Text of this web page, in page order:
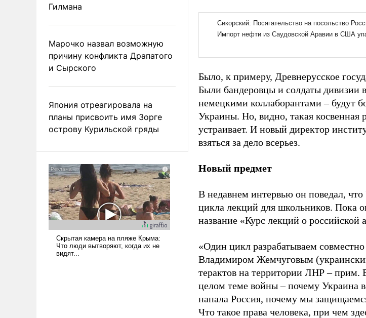
Гилмана
Марочко назвал возможную
причину конфликта Драпатого
и Сырского
Япония отреагировала на
планы присвоить имя Зорге
острову Курильской гряды
Было, к примеру, Древнерусское
Были бандеровцы и солдаты дивизии
немецкими коллаборантами – будут
Украины. Но, видно, такая
устраивает. И новый директор
взяться за дело всерьез.
Новый предмет
В недавнем интервью он поведал,
цикла лекций для школьников. Пока
название «Курс лекций о российской
«Один цикл разрабатываем
Владимиром Жемчуговым
терактов на территории ЛНР –
целом теме войны – почему Украина
напала Россия, почему мы
Что такое права человека, при чем